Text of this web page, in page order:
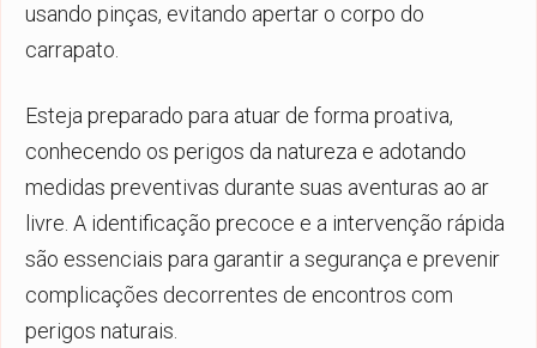
usando pinças, evitando apertar o corpo do
carrapato.
Esteja preparado para atuar de forma proativa,
conhecendo os perigos da natureza e adotando
medidas preventivas durante suas aventuras ao ar
livre. A identificação precoce e a intervenção rápida
são essenciais para garantir a segurança e prevenir
complicações decorrentes de encontros com
perigos naturais.